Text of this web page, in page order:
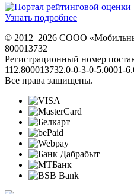
Узнать подробнее
© 2012–2026 СООО
800013732
Регистрационный номер
112.800013732.0-0-3-0-5.0001-
Все права защищены.